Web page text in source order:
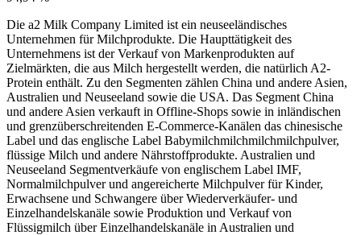
Die a2 Milk Company Limited ist ein neuseeländisches
Unternehmen für Milchprodukte. Die Haupttätigkeit des
Unternehmens ist der Verkauf von Markenprodukten auf
Zielmärkten, die aus Milch hergestellt werden, die natürlich A2-
Protein enthält. Zu den Segmenten zählen China und andere Asien,
Australien und Neuseeland sowie die USA. Das Segment China
und andere Asien verkauft in Offline-Shops sowie in inländischen
und grenzüberschreitenden E-Commerce-Kanälen das chinesische
Label und das englische Label Babymilchmilchmilchmilchpulver,
flüssige Milch und andere Nährstoffprodukte. Australien und
Neuseeland Segmentverkäufe von englischem Label IMF,
Normalmilchpulver und angereicherte Milchpulver für Kinder,
Erwachsene und Schwangere über Wiederverkäufer- und
Einzelhandelskanäle sowie Produktion und Verkauf von
Flüssigmilch über Einzelhandelskanäle in Australien und